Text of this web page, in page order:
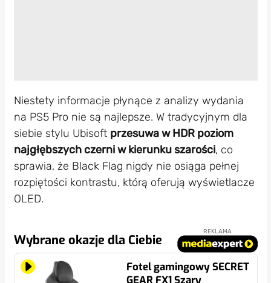
Niestety informacje płynące z analizy wydania
na PS5 Pro nie są najlepsze. W tradycyjnym dla
siebie stylu Ubisoft przesuwa w HDR poziom
najgłębszych czerni w kierunku szarości, co
sprawia, że Black Flag nigdy nie osiąga pełnej
rozpiętości kontrastu, którą oferują wyświetlacze
OLED.
Wybrane okazje dla Ciebie
REKLAMA
Fotel gamingowy SECRET